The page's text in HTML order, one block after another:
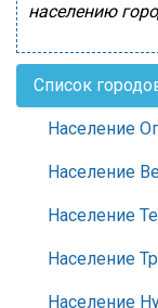
населению
Список
Население
Население
Население
Население
Население